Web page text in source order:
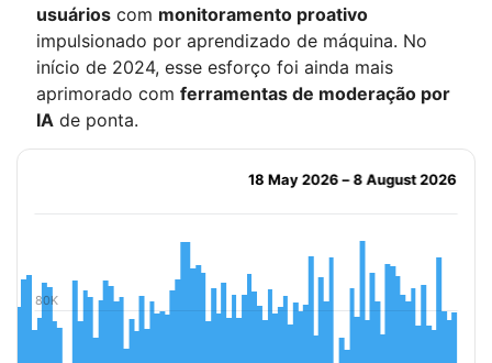
usuários com monitoramento proativo
impulsionado por aprendizado de máquina. No
início de 2024, esse esforço foi ainda mais
aprimorado com ferramentas de moderação por
IA de ponta.